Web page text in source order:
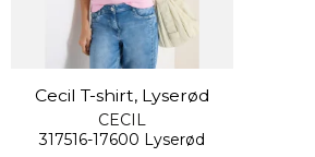
Cecil T-shirt, Lyserød
CECIL
317516-17600 Lyserød